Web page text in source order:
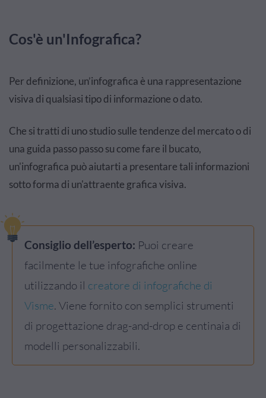
Cos'è un'Infografica?
Per definizione, un’infografica è una rappresentazione
visiva di qualsiasi tipo di informazione o dato.
Che si tratti di uno studio sulle tendenze del mercato o di
una guida passo passo su come fare il bucato,
un'infografica può aiutarti a presentare tali informazioni
sotto forma di un'attraente grafica visiva.
Consiglio dell’esperto: Puoi creare
facilmente le tue infografiche online
utilizzando il creatore di infografiche di
Visme. Viene fornito con semplici strumenti
di progettazione drag-and-drop e centinaia di
modelli personalizzabili.